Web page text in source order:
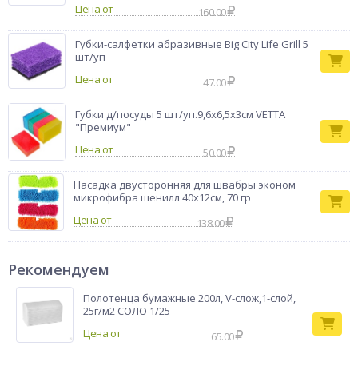
Цена от
160.00
Губки-салфетки абразивные Big City Life Grill 5
шт/уп
Цена от
47.00
Губки д/посуды 5 шт/уп.9,6х6,5х3см VETTA
"Премиум"
Цена от
50.00
Насадка двусторонняя для швабры эконом
микрофибра шенилл 40x12см, 70 гр
Цена от
138.00
Рекомендуем
Полотенца бумажные 200л, V-слож,1-слой,
25г/м2 СОЛО 1/25
65.00